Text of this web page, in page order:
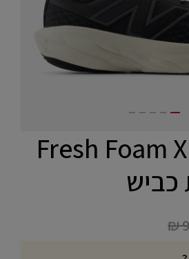
Fresh Foam
כביש
₪